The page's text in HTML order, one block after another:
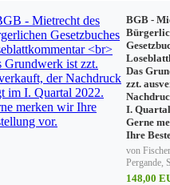
Strafbare Verletzung vonBGB -
Das
zzt.
I.
Gerne
Ihre
von
Pergande,
148,00